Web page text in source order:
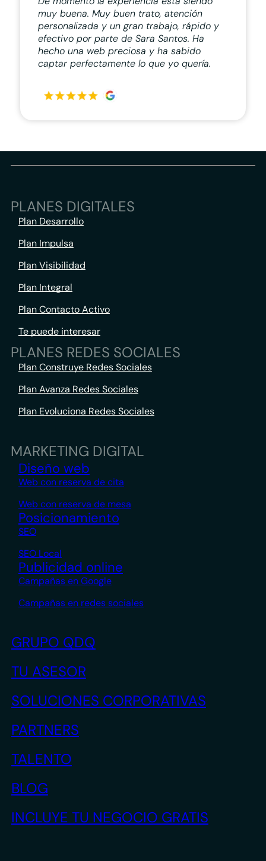
muy buena. Muy buen trato, atención
personalizada y un gran trabajo, rápido y
efectivo por parte de Sara Santos. Ha
hecho una web preciosa y ha sabido
captar perfectamente lo que yo quería.
PLANES DIGITALES
Plan Desarrollo
Plan Impulsa
Plan Visibilidad
Plan Integral
Plan Contacto Activo
Te puede interesar
PLANES REDES SOCIALES
Plan Construye Redes Sociales
Plan Avanza Redes Sociales
Plan Evoluciona Redes Sociales
MARKETING DIGITAL
Diseño web
Web con reserva de cita
Web con reserva de mesa
Posicionamiento
SEO
SEO Local
Publicidad online
Campañas en Google
Campañas en redes sociales
GRUPO QDQ
TU ASESOR
SOLUCIONES CORPORATIVAS
PARTNERS
TALENTO
BLOG
INCLUYE TU NEGOCIO GRATIS